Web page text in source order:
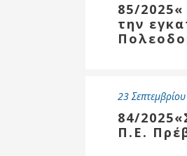
85/
την
23
84/
Π.Ε.